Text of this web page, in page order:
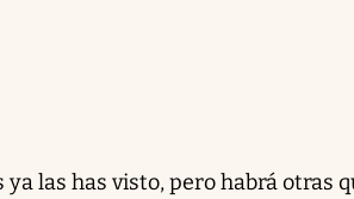
ya las has visto, pero habrá otras